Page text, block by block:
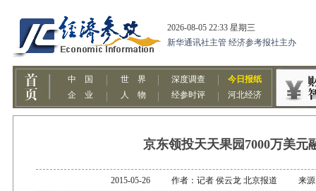
京东领投天天果园7000万美元
2015-05-26 作者：记者 侯云龙 北京报道 来源